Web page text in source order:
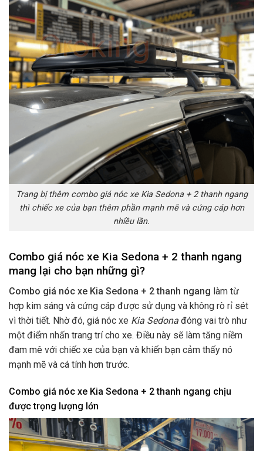
Trang bị thêm combo giá nóc xe Kia Sedona + 2 thanh ngang
thì chiếc xe của bạn thêm phần mạnh mẽ và cứng cáp hơn
nhiều lần.
Combo giá nóc xe Kia Sedona + 2 thanh ngang
mang lại cho bạn những gì?
Combo giá nóc xe Kia Sedona + 2 thanh ngang làm từ
hợp kim sáng và cứng cáp được sử dụng và không rò rỉ sét
vì thời tiết. Nhờ đó, giá nóc xe Kia Sedona đóng vai trò như
một điểm nhấn trang trí cho xe. Điều này sẽ làm tăng niềm
đam mê với chiếc xe của bạn và khiến bạn cảm thấy nó
mạnh mẽ và cá tính hơn trước.
Combo giá nóc xe Kia Sedona + 2 thanh ngang chịu
được trọng lượng lớn